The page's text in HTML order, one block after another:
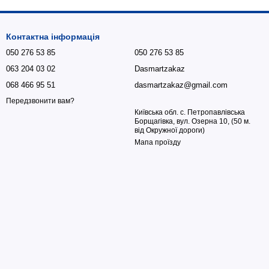
Контактна інформація
050 276 53 85
063 204 03 02
068 466 95 51
Передзвонити вам?
050 276 53 85
Dasmartzakaz
dasmartzakaz@gmail.com
Київська обл. с. Петропавлівська
Борщагівка, вул. Озерна 10, (50 м.
від Окружної дороги)
Мапа проїзду